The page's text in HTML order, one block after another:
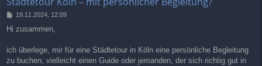
B
r
a
19.11.2024, 12:09
Hi zusammen,
ich überlege, mir für eine Städtetour in Köln eine persönliche Begleitung
zu buchen, vielleicht einen Guide oder jemanden, der sich richtig gut in